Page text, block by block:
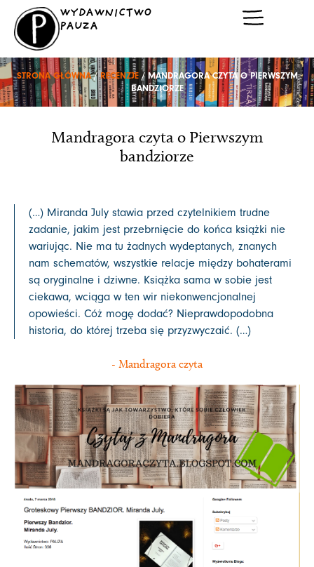
Przejdź
treści
WYDAWNICTWO
PAUZA
STRONA GŁÓWNA/RECENZJE/ MANDRAGORA CZYTA O PIERWSZYM
BANDZIORZE
Mandragora czyta o Pierwszym
bandziorze
(…) Miranda July stawia przed czytelnikiem trudne
zadanie, jakim jest przebrnięcie do końca książki nie
wariując. Nie ma tu żadnych wydeptanych, znanych
nam schematów, wszystkie relacje między bohaterami
są oryginalne i dziwne. Książka sama w sobie jest
ciekawa, wciąga w ten wir niekonwencjonalnej
opowieści. Cóż mogę dodać? Nieprawdopodobna
historia, do której trzeba się przyzwyczaić. (…)
- Mandragora czyta